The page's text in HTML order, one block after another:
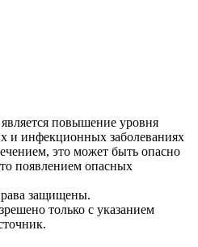
повышение уровня
и инфекционных заболеваниях
это может быть опасно
появлением опасных
защищены.
только с указанием